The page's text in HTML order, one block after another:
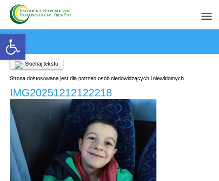
Open toolbar
Słuchaj tekstu
Strona dostosowana jest dla potrzeb osób niedowidzących i niewidomych.
IMG20251212122218